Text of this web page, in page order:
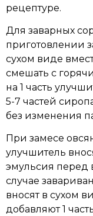
рецептуре.
Для заварных
приготовлении
сухом виде
смешать с
на 1 часть
5-7 частей
без изменения
При замесе
улучшитель
эмульсия перед
случае
вносят в сухом
добавляют 1